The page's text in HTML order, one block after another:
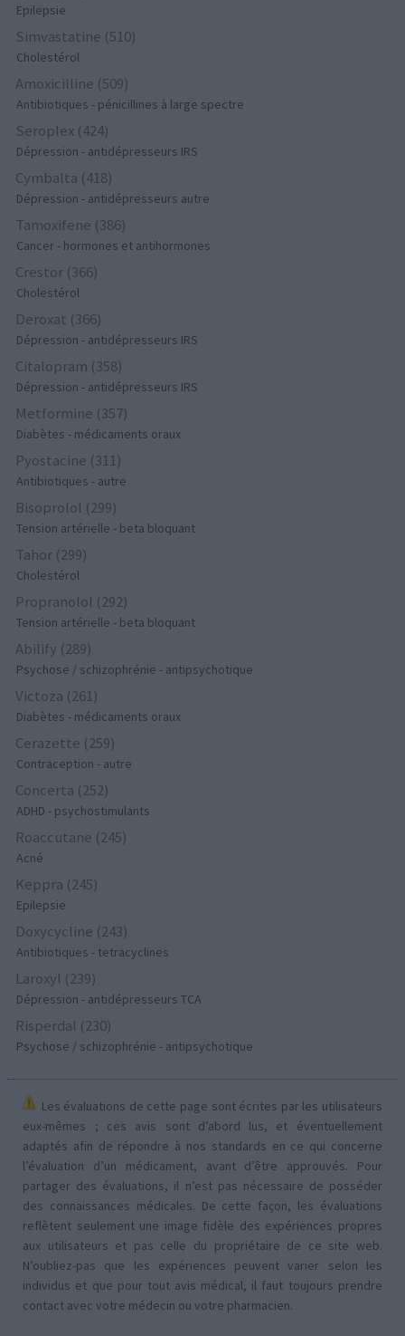
Epilepsie
Simvastatine (510)
Cholestérol
Amoxicilline (509)
Antibiotiques - pénicillines à large spectre
Seroplex (424)
Dépression - antidépresseurs IRS
Cymbalta (418)
Dépression - antidépresseurs autre
Tamoxifene (386)
Cancer - hormones et antihormones
Crestor (366)
Cholestérol
Deroxat (366)
Dépression - antidépresseurs IRS
Citalopram (358)
Dépression - antidépresseurs IRS
Metformine (357)
Diabètes - médicaments oraux
Pyostacine (311)
Antibiotiques - autre
Bisoprolol (299)
Tension artérielle - beta bloquant
Tahor (299)
Cholestérol
Propranolol (292)
Tension artérielle - beta bloquant
Abilify (289)
Psychose / schizophrénie - antipsychotique
Victoza (261)
Diabètes - médicaments oraux
Cerazette (259)
Contraception - autre
Concerta (252)
ADHD - psychostimulants
Roaccutane (245)
Acné
Keppra (245)
Epilepsie
Doxycycline (243)
Antibiotiques - tetracyclines
Laroxyl (239)
Dépression - antidépresseurs TCA
Risperdal (230)
Psychose / schizophrénie - antipsychotique
Les évaluations de cette page sont écrites par les utilisateurs
eux-mêmes ; ces avis sont d’abord lus, et éventuellement
adaptés afin de répondre à nos standards en ce qui concerne
l’évaluation d’un médicament, avant d’être approuvés. Pour
partager des évaluations, il n’est pas nécessaire de posséder
des connaissances médicales. De cette façon, les évaluations
reflètent seulement une image fidèle des expériences propres
aux utilisateurs et pas celle du propriétaire de ce site web.
N’oubliez-pas que les expériences peuvent varier selon les
individus et que pour tout avis médical, il faut toujours prendre
contact avec votre médecin ou votre pharmacien.